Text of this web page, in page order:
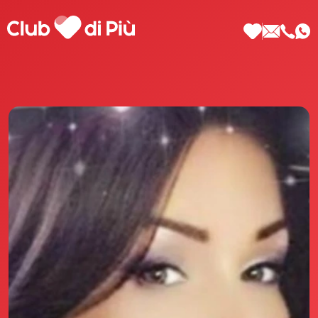
Scopri Club di Più
Le testimonianze Club di Più
La fondatrice Valeria Pilla
Annunci Donne
Agenzia matrimoniale Club di Più
Love Notebook